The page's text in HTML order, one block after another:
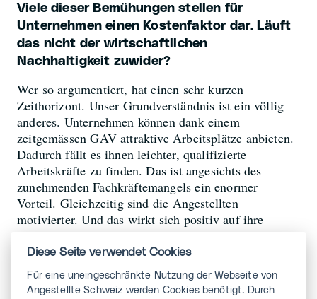
Viele dieser Bemühungen stellen für
Unternehmen einen Kostenfaktor dar. Läuft
das nicht der wirtschaftlichen
Nachhaltigkeit zuwider?
Wer so argumentiert, hat einen sehr kurzen
Zeithorizont. Unser Grundverständnis ist ein völlig
anderes. Unternehmen können dank einem
zeitgemässen GAV attraktive Arbeitsplätze anbieten.
Dadurch fällt es ihnen leichter, qualifizierte
Arbeitskräfte zu finden. Das ist angesichts des
zunehmenden Fachkräftemangels ein enormer
Vorteil. Gleichzeitig sind die Angestellten
motivierter. Und das wirkt sich positiv auf ihre
Interessen wie die Unternehmen?
Diese Seite verwendet Cookies
Für eine uneingeschränkte Nutzung der Webseite von
Angestellte Schweiz werden Cookies benötigt. Durch